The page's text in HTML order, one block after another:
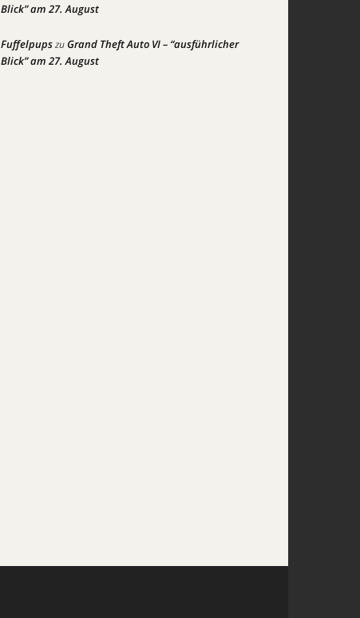
Blick” am 27. August
FuffelpupszuGrand Theft Auto VI – “ausführlicher
Blick” am 27. August